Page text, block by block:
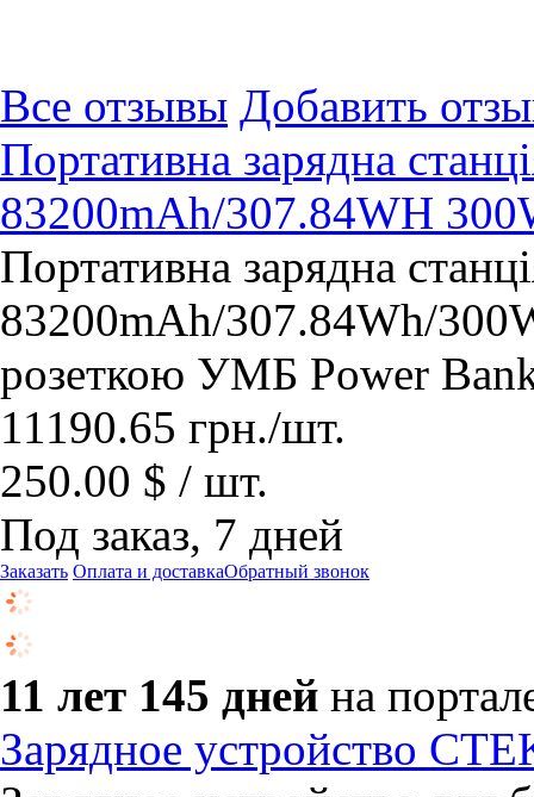
Все отзывы Добавить
Портативна зарядна
83200mAh/307.84WH
Портативна зарядна
83200mAh/307.84Wh/
розеткою УМБ Power
11190.65 грн./шт.
250.00 $ / шт.
Под заказ, 7 дней
Заказать Оплата и доставкаОбратный звонок
11 лет 145 дней на
Зарядное устройство